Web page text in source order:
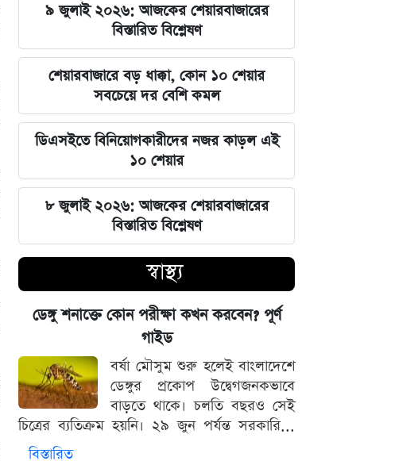
আবু সাঈদের ছবি ছাড়া কোনো ডকুমেন্টারি
হতে পারে না: ভারপ্রাপ্ত রাষ্ট্রপতি হাফিজ
উদ্দিন
জুলাই স্মৃতি জাদুঘর উদ্বোধন করলেন
প্রধানমন্ত্রী তারেক রহমান
মার্কিন ক্ষেপণাস্ত্র মজুত নিয়ে নতুন তথ্য, কী
বলছে সিএনএন
সালমানের অবয়ব পরিবর্তনের আসল কারণ
ও ষাটোর্ধ্বদের ওজন কমানোর সঠিক নিয়ম
৫ আগস্ট বিজয়ের দিন, ভিন্নমত যেন
শত্রুতায় রূপ না নেয়: প্রধানমন্ত্রী তারেক
রহমান
নিজস্ব অর্থায়নে খালের ওপর বাঁশের সাঁকো
বানিয়ে দিলেন ইউপি চেয়ারম্যান পদপ্রার্থী
শেখ আলমগীর
৯ জুলাই ২০২৬: আজকের শেয়ারবাজারের
বিস্তারিত বিশ্লেষণ
শেয়ারবাজারে বড় ধাক্কা, কোন ১০ শেয়ার
সবচেয়ে দর বেশি কমল
ডিএসইতে বিনিয়োগকারীদের নজর কাড়ল এই
১০ শেয়ার
৮ জুলাই ২০২৬: আজকের শেয়ারবাজারের
বিস্তারিত বিশ্লেষণ
স্বাস্থ্য
ডেঙ্গু শনাক্তে কোন পরীক্ষা কখন করবেন? পূর্ণ
গাইড
বর্ষা মৌসুম শুরু হলেই বাংলাদেশে
ডেঙ্গুর প্রকোপ উদ্বেগজনকভাবে
বাড়তে থাকে। চলতি বছরও সেই
চিত্রের ব্যতিক্রম হয়নি। ২৯ জুন পর্যন্ত সরকারি...
বিস্তারিত